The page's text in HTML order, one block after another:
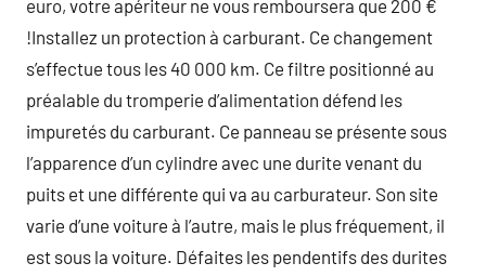
euro, votre apériteur ne vous remboursera que 200 €
!Installez un protection à carburant. Ce changement
s’effectue tous les 40 000 km. Ce filtre positionné au
préalable du tromperie d’alimentation défend les
impuretés du carburant. Ce panneau se présente sous
l’apparence d’un cylindre avec une durite venant du
puits et une différente qui va au carburateur. Son site
varie d’une voiture à l’autre, mais le plus fréquement, il
est sous la voiture. Défaites les pendentifs des durites